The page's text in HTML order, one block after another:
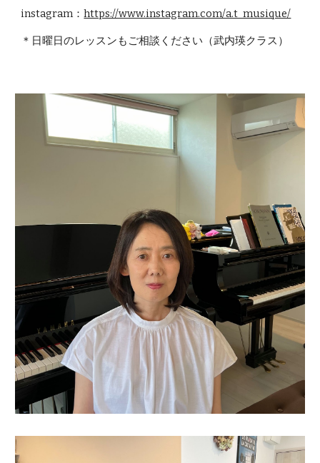
instagram：https://www.instagram.com/a.t_musique/
＊日曜日のレッスンもご相談ください（武内瑛クラス）